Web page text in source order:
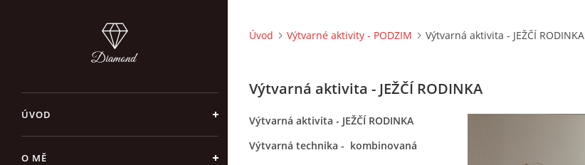
ÚVOD
O MĚ
Úvod Výtvarné aktivity - PODZIM Výtvarná aktivita - JEŽČÍ RODINKA
Výtvarná aktivita - JEŽČÍ RODINKA
Výtvarná aktivita - JEŽČÍ RODINKA
Výtvarná technika - kombinovaná